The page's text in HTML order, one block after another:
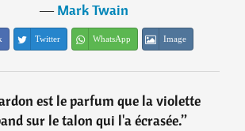
―Mark Twain
Twitter WhatsApp Image
est le parfum que la violette
sur le talon qui l'a écrasée.”